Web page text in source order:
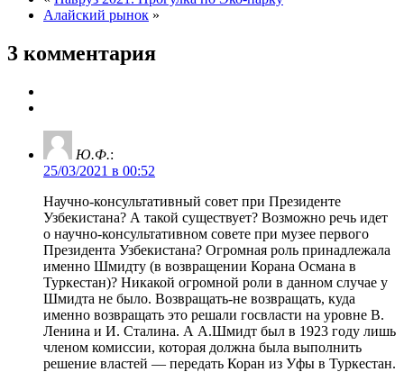
Алайский рынок »
3 комментария
Ю.Ф.:
25/03/2021 в 00:52
Научно-консультативный совет при Президенте
Узбекистана? А такой существует? Возможно речь идет
о научно-консультативном совете при музее первого
Президента Узбекистана? Огромная роль принадлежала
именно Шмидту (в возвращении Корана Османа в
Туркестан)? Никакой огромной роли в данном случае у
Шмидта не было. Возвращать-не возвращать, куда
именно возвращать это решали госвласти на уровне В.
Ленина и И. Сталина. А А.Шмидт был в 1923 году лишь
членом комиссии, которая должна была выполнить
решение властей — передать Коран из Уфы в Туркестан.